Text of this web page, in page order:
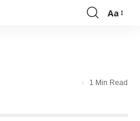
Font
Aa
1 Min Read